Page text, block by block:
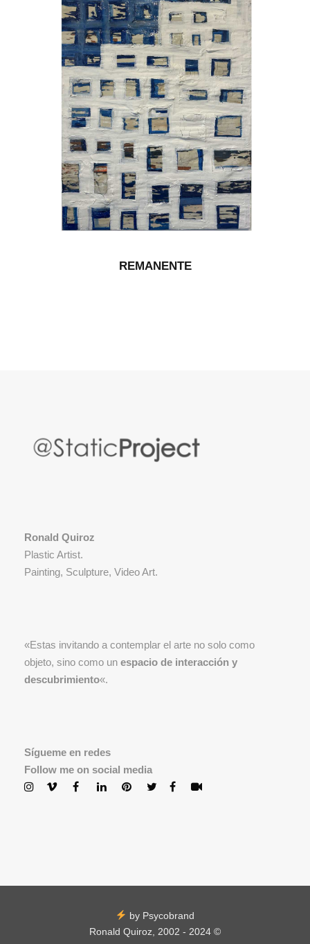
REMANENTE
Ronald Quiroz
Plastic Artist.
Painting, Sculpture, Video Art.
«Estas invitando a contemplar el arte no solo como
objeto, sino como un espacio de interacción y
descubrimiento«.
Sígueme en redes
Follow me on social media
by Psycobrand
Ronald Quiroz, 2002 - 2024 ©